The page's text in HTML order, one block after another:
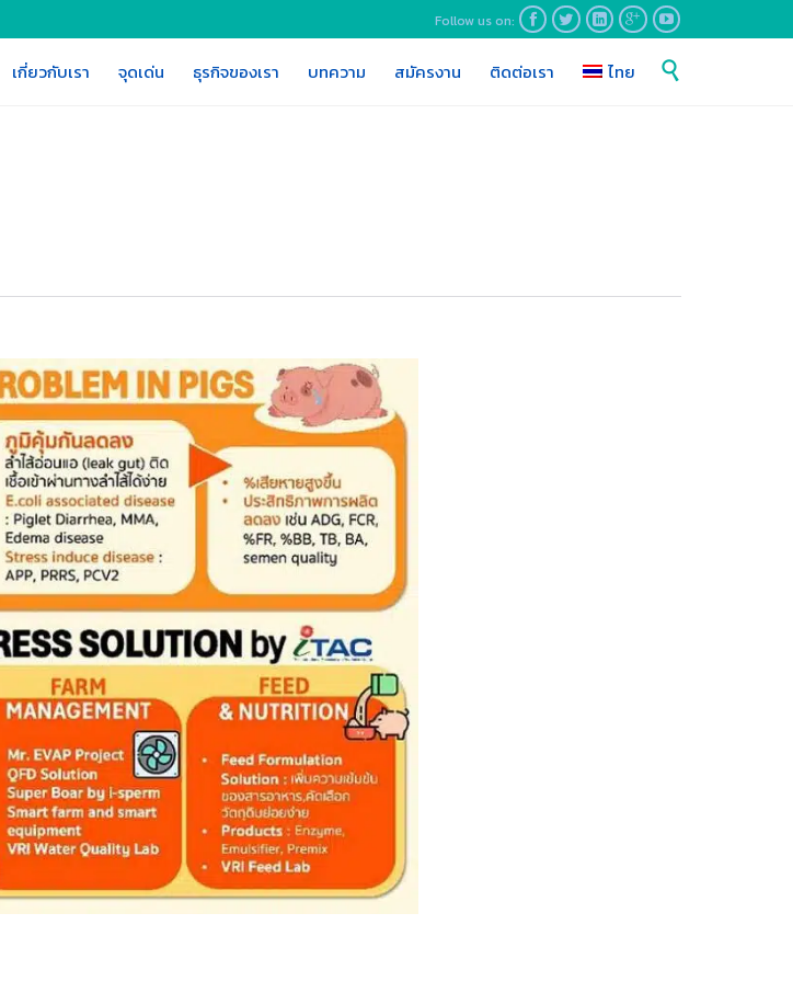
Follow us on:     
Skip
to
เกี่ยวกับเรา จุดเด่น ธุรกิจของเรา บทความ สมัครงาน ติดต่อเรา ไทย 